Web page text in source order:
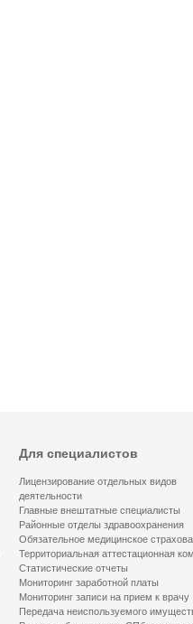
Для специалистов
Лицензирование отдельных видов
деятельности
Главные внештатные специалисты
Районные отделы здравоохранения
Обязательное медицинское
Территориальная аттестационная
Статистические отчеты
Мониторинг заработной платы
Мониторинг записи на прием к врачу
Передача неиспользуемого